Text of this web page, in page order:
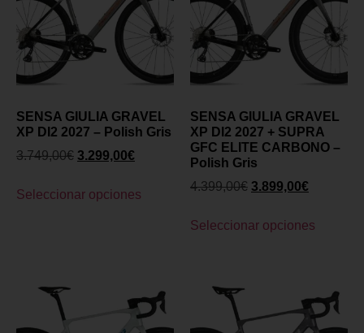
SENSA GIULIA GRAVEL
XP DI2 2027 – Polish Gris
3.749,00€ 3.299,00€
Seleccionar opciones
SENSA GIULIA GRAVEL
XP DI2 2027 + SUPRA
GFC ELITE CARBONO –
Polish Gris
4.399,00€ 3.899,00€
Seleccionar opciones